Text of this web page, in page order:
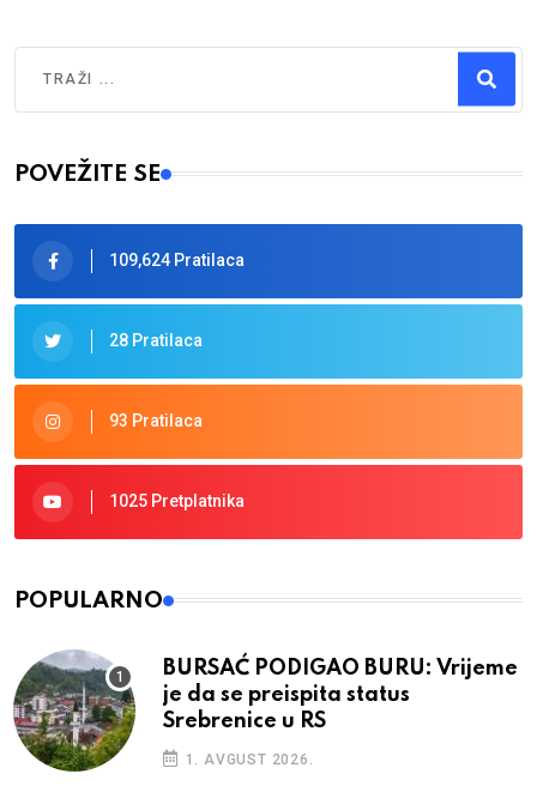
Type 2 or more characters for results.
POVEŽITE SE
109,624 Pratilaca
28 Pratilaca
93 Pratilaca
1025 Pretplatnika
POPULARNO
BURSAĆ PODIGAO BURU: Vrijeme
je da se preispita status
Srebrenice u RS
1. AVGUST 2026.